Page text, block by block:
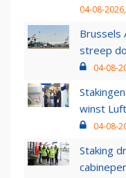
04-08-
Brussels
streep
04-08-
winst
04-08-
Staking